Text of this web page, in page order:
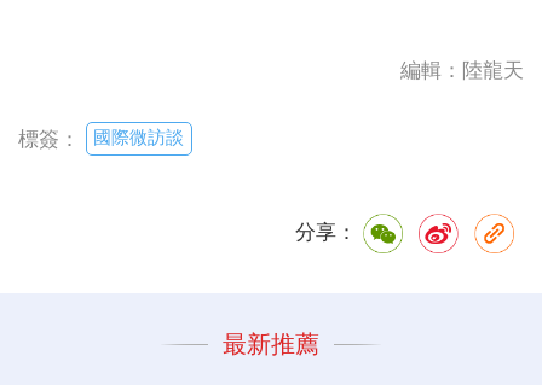
編輯：陸龍天
標簽： 國際微訪談
分享：
最新推薦